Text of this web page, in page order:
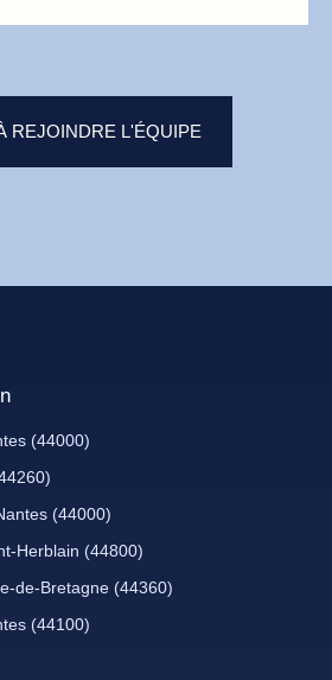
REJOINDRE L'ÉQUIPE
(44000)
(44000)
Herblain (44800)
de-Bretagne (44360)
(44100)